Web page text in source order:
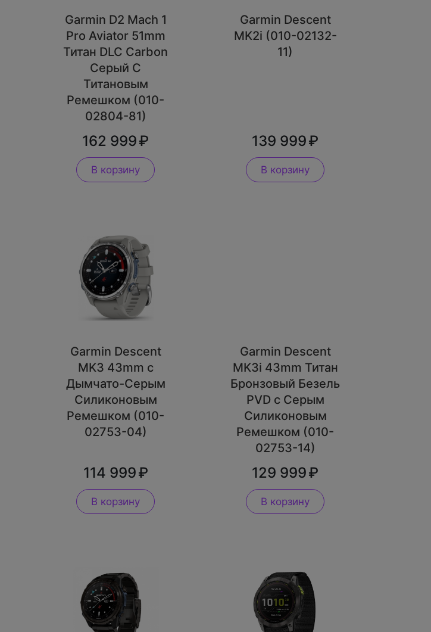
Garmin D2 Mach 1
Pro Aviator 51mm
Титан DLC Carbon
Серый С
Титановым
Ремешком (010-
02804-81)
162 999
В корзину
Garmin Descent
MK2i (010-02132-
11)
139 999
В корзину
Garmin Descent
MK3 43mm с
Дымчато-Серым
Силиконовым
Ремешком (010-
02753-04)
114 999
В корзину
Garmin Descent
MK3i 43mm Титан
Бронзовый Безель
PVD с Серым
Силиконовым
Ремешком (010-
02753-14)
129 999
В корзину